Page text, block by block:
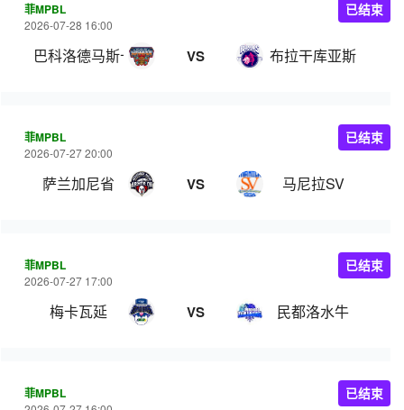
菲MPBL
2026-07-28 16:00
巴科洛德马斯卡拉 VS 布拉干库亚斯
已结束
菲MPBL
2026-07-27 20:00
萨兰加尼省 VS 马尼拉SV
已结束
菲MPBL
2026-07-27 17:00
梅卡瓦延 VS 民都洛水牛
已结束
菲MPBL 已结束